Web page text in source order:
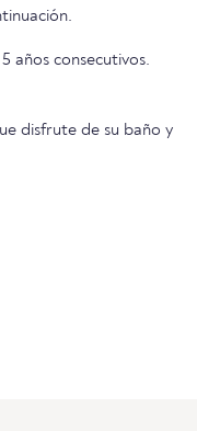
años consecutivos.
disfrute de su baño y